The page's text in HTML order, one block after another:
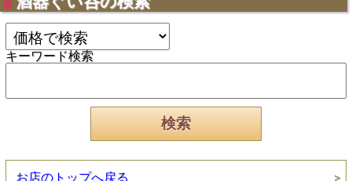
キーワード検索
お店のトップへ戻る